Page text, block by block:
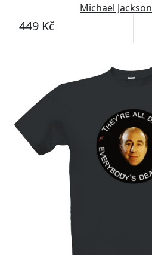
Michael
449 Kč